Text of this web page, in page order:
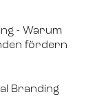
- Warum
fördern
Branding